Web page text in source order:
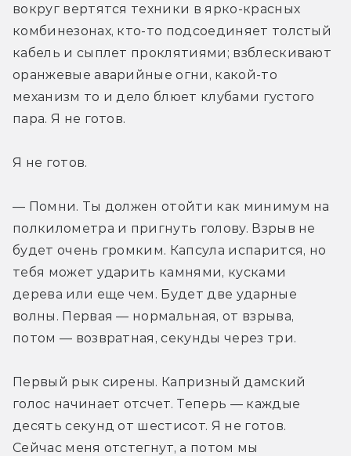
вокруг вертятся техники в ярко-красных
комбинезонах, кто-то подсоединяет толстый
кабель и сыплет проклятиями; взблескивают
оранжевые аварийные огни, какой-то
механизм то и дело блюет клубами густого
пара. Я не готов.
Я не готов.
— Помни. Ты должен отойти как минимум на
полкилометра и пригнуть голову. Взрыв не
будет очень громким. Капсула испарится, но
тебя может ударить камнями, кусками
дерева или еще чем. Будет две ударные
волны. Первая — нормальная, от взрыва,
потом — возвратная, секунды через три.
Первый рык сирены. Капризный дамский
голос начинает отсчет. Теперь — каждые
десять секунд от шестисот. Я не готов.
Сейчас меня отстегнут, а потом мы